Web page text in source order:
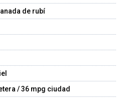
de rubí
/ 36 mpg ciudad